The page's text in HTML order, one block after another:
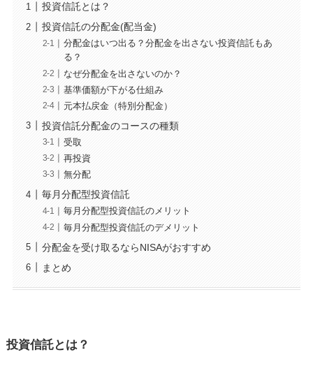
投資信託とは？
投資信託の分配金(配当金)
分配金はいつ出る？分配金を出さない投資信託もあ
る？
なぜ分配金を出さないのか？
基準価額が下がる仕組み
元本払戻金（特別分配金）
投資信託分配金のコースの種類
受取
再投資
無分配
毎月分配型投資信託
毎月分配型投資信託のメリット
毎月分配型投資信託のデメリット
分配金を受け取るならNISAがおすすめ
まとめ
投資信託とは？